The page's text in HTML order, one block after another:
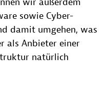
sowie Cyber-
damit umgehen, was
als Anbieter einer
natürlich